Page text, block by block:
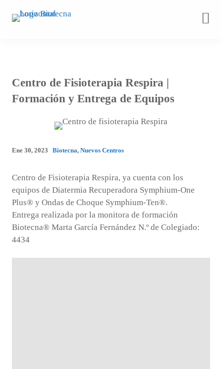
Centro de Fisioterapia Respira |
Formación y Entrega de Equipos
Ene 30, 2023 Biotecna, Nuevos Centros
Centro de Fisioterapia Respira, ya cuenta con los
equipos de Diatermia Recuperadora Symphium-One
Plus® y Ondas de Choque Symphium-Ten®.
Entrega realizada por la monitora de formación
Biotecna® Marta García Fernández N.º de Colegiado:
4434